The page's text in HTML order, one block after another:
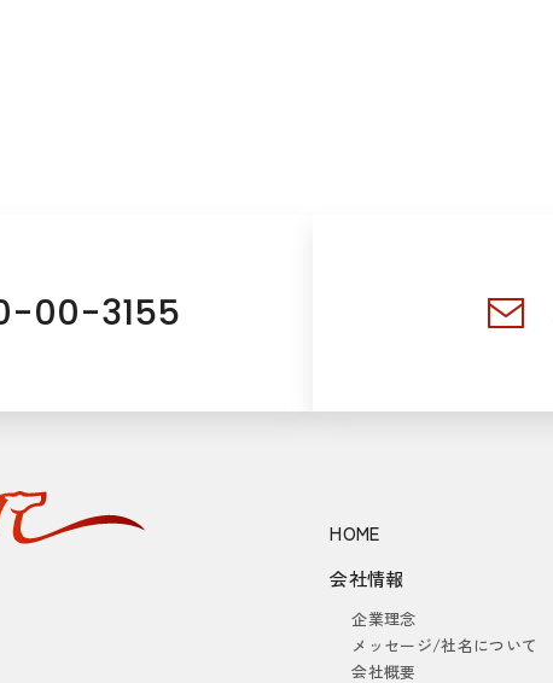
00-3155
HOME
会社情報
企業理念
メッセージ/社名について
会社概要